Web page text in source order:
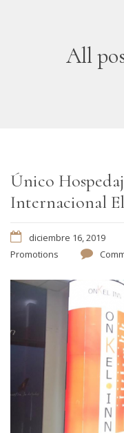
All
Único
Internacional
diciembre 16, 2019
Promotions